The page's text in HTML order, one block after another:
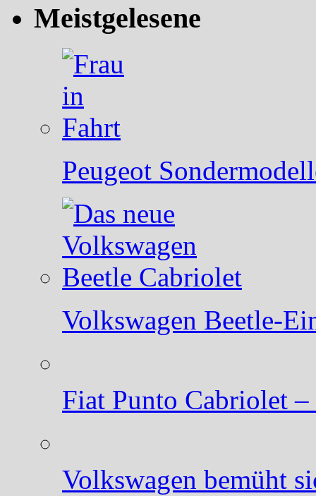
Meistgelesene
Peugeot
Volkswagen Beetle-
Fiat Punto Cabriolet
Volkswagen bemüht